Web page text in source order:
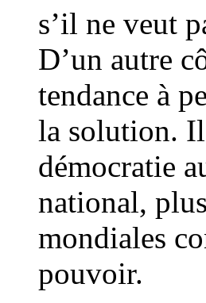
s’il ne veut
D’un autre
tendance à
la solution. Il
démocratie
national,
mondiales
pouvoir.